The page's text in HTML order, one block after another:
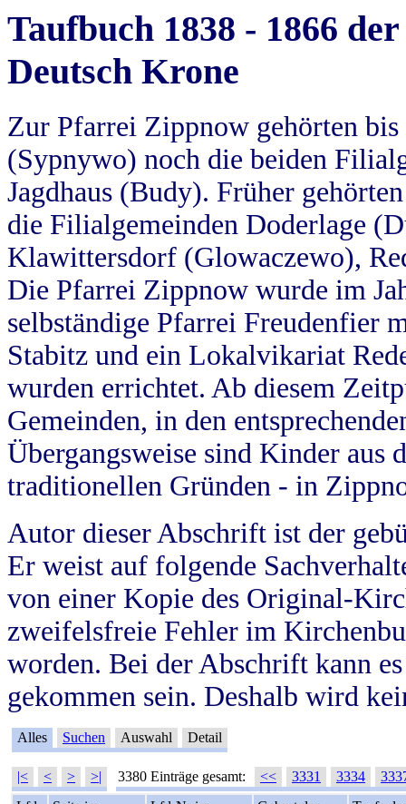
Taufbuch 1838 - 1866
Deutsch Krone
Zur Pfarrei Zippnow gehörten
(Sypnywo) noch die beiden
Jagdhaus (Budy). Früher
die Filialgemeinden Doderlage
Klawittersdorf (Glowaczewo),
Die Pfarrei Zippnow wurde im
selbständige Pfarrei Freudenfier
Stabitz und ein Lokalvikariat
wurden errichtet. Ab diesem
Gemeinden, in den
Übergangsweise sind Kinder aus
traditionellen Gründen - in
Autor dieser Abschrift ist der
Er weist auf folgende
von einer Kopie des Original-
zweifelsfreie Fehler im
worden. Bei der Abschrift kann
gekommen sein. Deshalb wird
Alles Suchen Auswahl Detail
|< < > >| 3380 Einträge gesamt: << 3331 3334